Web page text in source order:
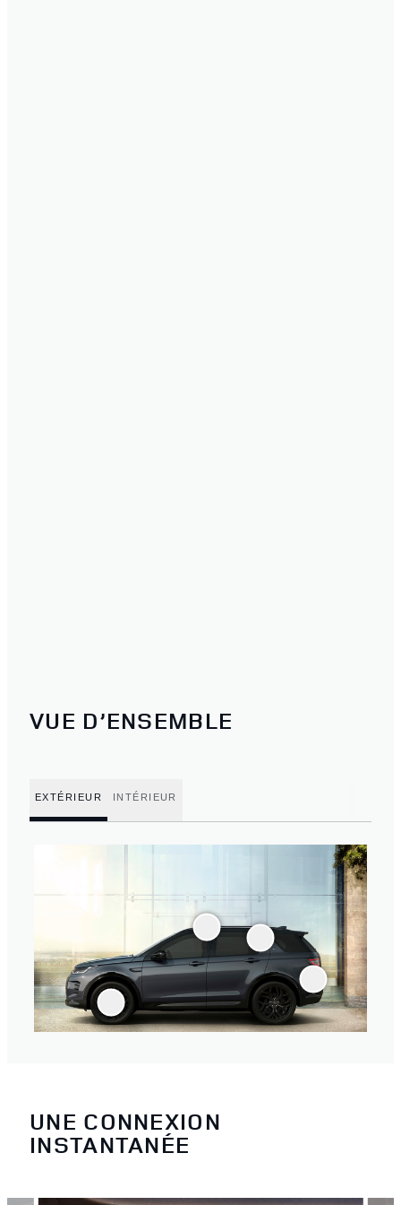
VUE D’ENSEMBLE
EXTÉRIEUR INTÉRIEUR
UNE CONNEXION
INSTANTANÉE